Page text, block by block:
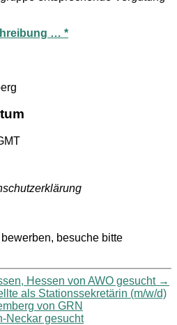
… *
besuche bitte
Hessen von AWO gesucht →
als Stationssekretärin (m/w/d)
von GRN
Neckar gesucht